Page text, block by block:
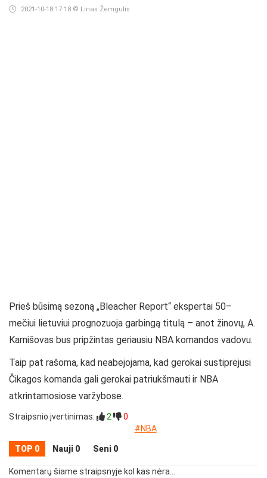
2021-10-18 17:18 © Linas Žemgulis
Prieš būsimą sezoną „Bleacher Report“ ekspertai 50–
mečiui lietuviui prognozuoja garbingą titulą – anot žinovų, A.
Karnišovas bus pripžintas geriausiu NBA komandos vadovu.
Taip pat rašoma, kad neabejojama, kad gerokai sustiprėjusi
Čikagos komanda gali gerokai patriukšmauti ir NBA
atkrintamosiose varžybose.
Straipsnio įvertinimas: 2
0
#NBA
TOP 0 Nauji 0 Seni 0
Komentarų šiame straipsnyje kol kas nėra...